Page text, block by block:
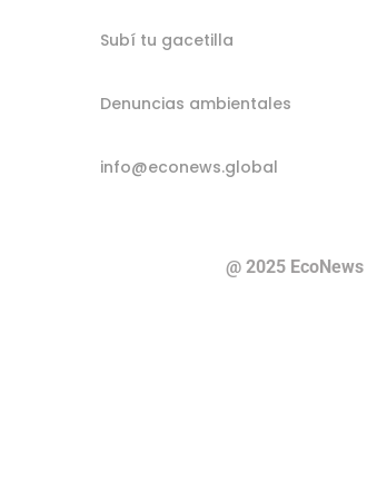
Subí tu gacetilla
Denuncias ambientales
info@econews.global
@ 2025 EcoNews